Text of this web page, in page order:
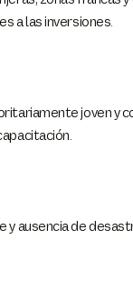
a las inversiones.
joven y
y ausencia de